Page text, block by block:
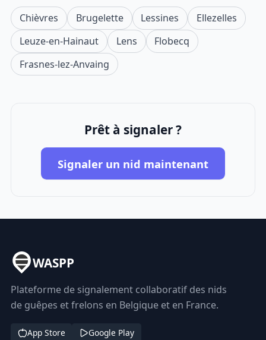
Chièvres Brugelette Lessines
Ellezelles
Leuze-en-Hainaut
Lens
Flobecq
Frasnes-lez-Anvaing
Prêt à signaler ?
Signaler un nid maintenant
WASPP
Plateforme de signalement collaboratif des nids
de guêpes et frelons en Belgique et en France.
App Store Google Play